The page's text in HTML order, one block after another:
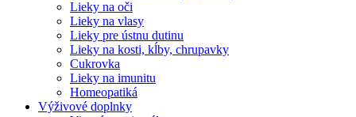
Lieky na oči
Lieky na vlasy
Lieky pre ústnu dutinu
Lieky na kosti, kĺby, chrupavky
Cukrovka
Lieky na imunitu
Homeopatiká
Výživové doplnky